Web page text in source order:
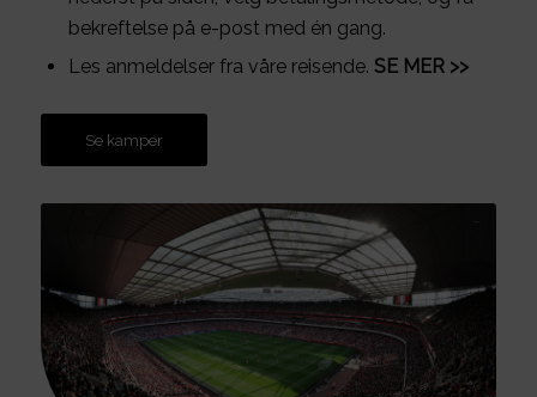
bekreftelse på e-post med én gang.
Les anmeldelser fra våre reisende. SE MER >>
Se kamper